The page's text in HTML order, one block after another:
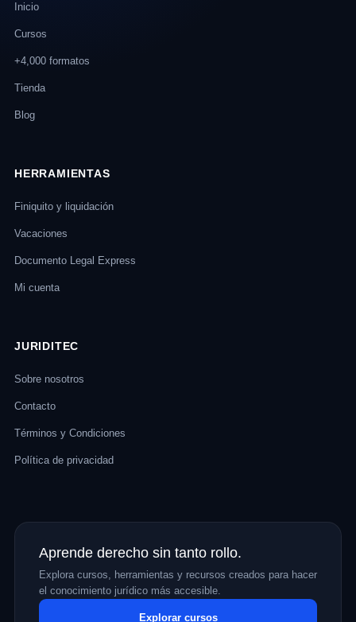
Inicio
Cursos
+4,000 formatos
Tienda
Blog
HERRAMIENTAS
Finiquito y liquidación
Vacaciones
Documento Legal Express
Mi cuenta
JURIDITEC
Sobre nosotros
Contacto
Términos y Condiciones
Política de privacidad
Aprende derecho sin tanto rollo.
Explora cursos, herramientas y recursos creados para hacer
el conocimiento jurídico más accesible.
Explorar cursos